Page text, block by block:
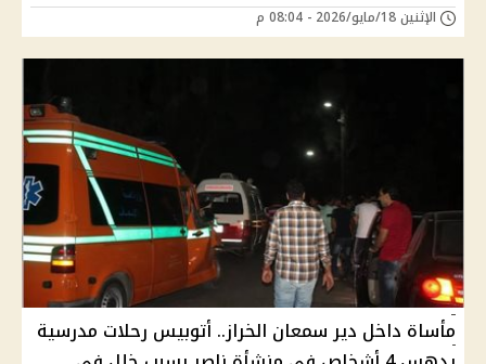
الإثنين 18/مايو/2026 - 08:04 م
مأساة داخل دير سمعان الخراز.. أتوبيس رحلات مدرسية